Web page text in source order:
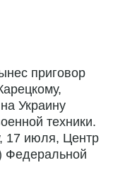
приговор
Украину
техники.
17 июля, Центр
Федеральной